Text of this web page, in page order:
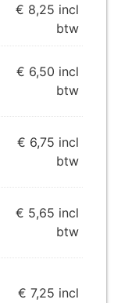
€ 8,25 incl
btw
€ 6,50 incl
btw
€ 6,75 incl
btw
€ 5,65 incl
btw
€ 7,25 incl